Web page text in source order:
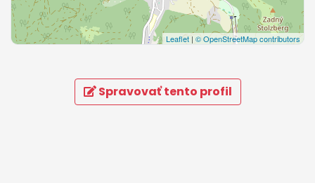
Leaflet | © OpenStreetMap contributors
Spravovať tento profil